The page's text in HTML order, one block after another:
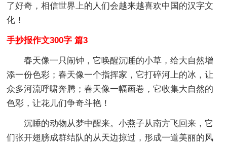
了好奇，相信世界上的人们会越来越喜欢中国的汉字文
化！
手抄报作文300字 篇3
春天像一只闹钟，它唤醒沉睡的小草，给大自然增
添一份色彩；春天像一个指挥家，它打碎河上的冰，让
众多河流呼啸奔腾；春天像一幅画卷，它收集大自然的
色彩，让花儿们争奇斗艳！
沉睡的动物从梦中醒来。小燕子从南方飞回来，它
们张开翅膀成群结队的从天边掠过，形成一道美丽的风